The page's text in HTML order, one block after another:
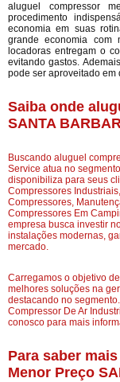
aluguel compressor
procedimento
economia em suas
grande economia com
locadoras entregam o
evitando gastos.
pode ser aproveitado em
Saiba onde
SANTA
Buscando aluguel
Service atua no
disponibiliza para seus
Compressores
Compressores,
Compressores Em
empresa busca investir
instalações modernas,
mercado.
Carregamos o objetivo
melhores soluções na
destacando no
Compressor De Ar
conosco para mais
Para saber
Menor Preço